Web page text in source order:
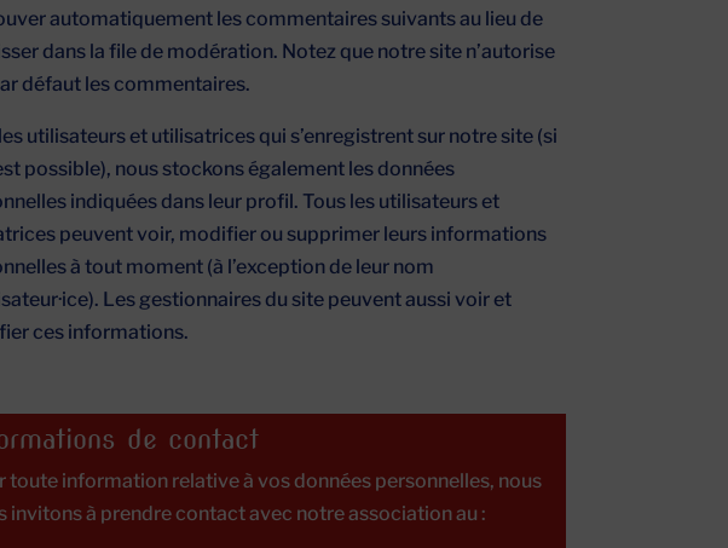
automatiquement les commentaires suivants au lieu de
dans la file de modération. Notez que notre site n’autorise
défaut les commentaires.
utilisateurs et utilisatrices qui s’enregistrent sur notre site (si
possible), nous stockons également les données
indiquées dans leur profil. Tous les utilisateurs et
peuvent voir, modifier ou supprimer leurs informations
à tout moment (à l’exception de leur nom
Les gestionnaires du site peuvent aussi voir et
ces informations.
de contact
toute information relative à vos données personnelles, nous
invitons à prendre contact avec notre association au :